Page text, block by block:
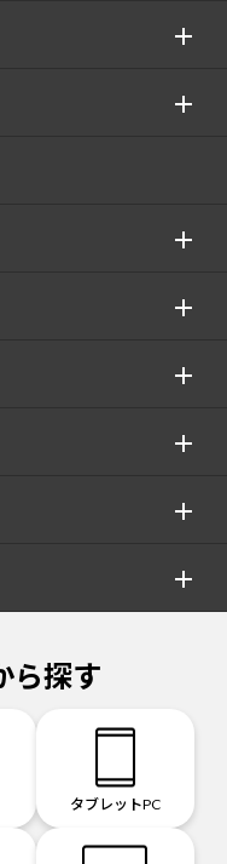
ら探す
タブレットPC